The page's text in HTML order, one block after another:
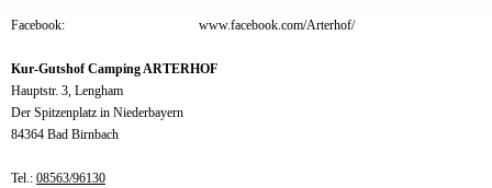
Facebook: www.facebook.com/Arterhof/
Kur-Gutshof Camping ARTERHOF
Hauptstr. 3, Lengham
Der Spitzenplatz in Niederbayern
84364 Bad Birnbach
Tel.: 08563/96130